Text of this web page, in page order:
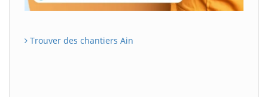
Trouver des chantiers Ain